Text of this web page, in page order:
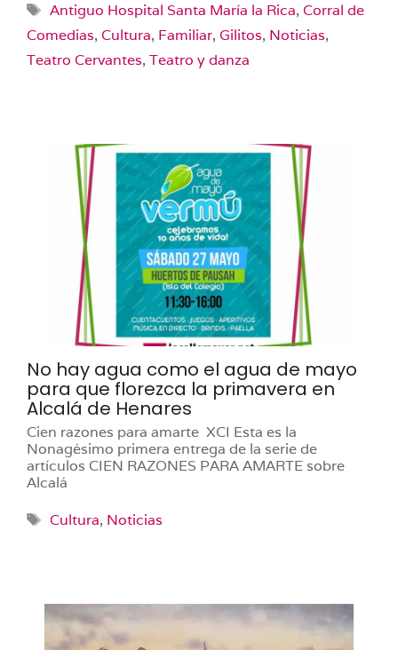
Etiquetas
Antiguo Hospital Santa María la Rica, Corral de
Comedias, Cultura, Familiar, Gilitos, Noticias,
Teatro Cervantes, Teatro y danza
No hay agua como el agua de mayo
para que florezca la primavera en
Alcalá de Henares
Cien razones para amarte XCI Esta es la
Nonagésimo primera entrega de la serie de
artículos CIEN RAZONES PARA AMARTE sobre
Alcalá
Etiquetas
Cultura, Noticias